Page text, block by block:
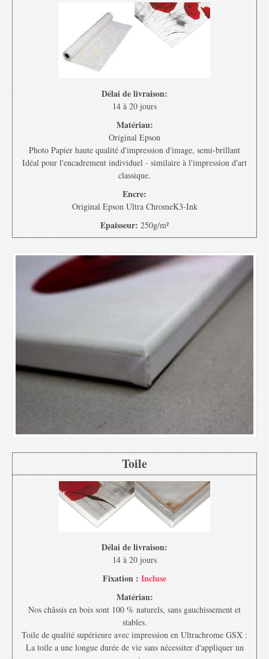
Délai de livraison:
14 à 20 jours
Matériau:
Original Epson
Photo Papier haute qualité d'impression d'image, semi-brillant
Idéal pour l'encadrement individuel - similaire à l'impression d'art
classique.
Encre:
Original Epson Ultra ChromeK3-Ink
Epaisseur: 250g/m²
Toile
Délai de livraison:
14 à 20 jours
Fixation : Incluse
Matériau:
Nos châssis en bois sont 100 % naturels, sans gauchissement et
stables.
Toile de qualité supérieure avec impression en Ultrachrome GSX :
La toile a une longue durée de vie sans nécessiter d'appliquer un